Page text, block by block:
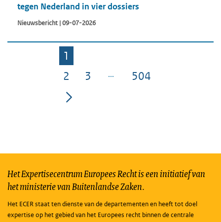
tegen Nederland in vier dossiers
Nieuwsbericht | 09-07-2026
Pagina
1
Pagina
2 Pagina
3 Pagina
504
Het Expertisecentrum Europees Recht is een initiatief van
het ministerie van Buitenlandse Zaken.
Het ECER staat ten dienste van de departementen en heeft tot doel
expertise op het gebied van het Europees recht binnen de centrale